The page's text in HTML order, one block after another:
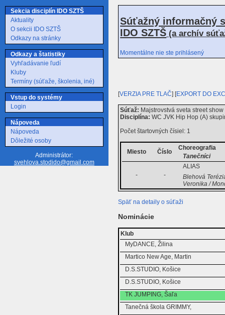
Sekcia disciplín IDO SZTŠ
Aktuality
O sekcii IDO SZTŠ
Odkazy na stránky
Odkazy a štatistiky
Vyhľadávanie ľudí
Kluby
Termíny (súťaže, školenia, iné)
Vstup do systémy
Login
Nápoveda
Nápoveda
Dôležité osoby
Administrátor:
svehlova.stodido@gmail.com
Súťažný informačný
IDO SZTŠ (a archív
Momentálne nie ste prihlásený
[VERZIA PRE TLAČ] [EXPORT DO
Súťaž: Majstrovstvá sveta street
Disciplína: WC JVK Hip Hop (A)
Počet štartovných čísiel: 1
Miesto Číslo
Choreografia
Tanečníci
- -
ALIAS
Blehová
Veronika /
Späť na detaily o súťaži
Nominácie
Klub
MyDANCE, Žilina
Martico New Age, Martin
D.S.STUDIO, Košice
D.S.STUDIO, Košice
TK JUMPING, Šaľa
Tanečná škola GRIMMY,